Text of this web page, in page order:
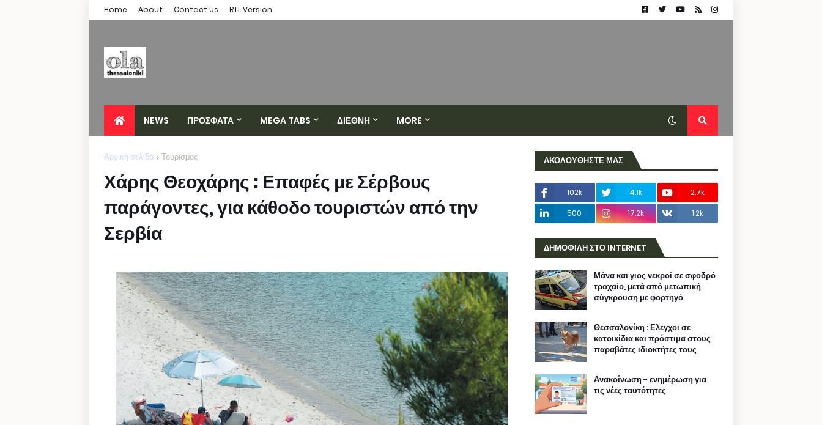
Home About Contact Us RTL Version
NEWS ΠΡΟΣΦΑΤΑ MEGA TABS ΔΙΕΘΝΗ MORE
Αρχική σελίδα Τουρισμος
Χάρης Θεοχάρης : Επαφές με Σέρβους
παράγοντες, για κάθοδο τουριστών από την
Σερβία
ΑΚΟΛΟΥΘΗΣΤΕ ΜΑΣ
102k 4.1k
2.7k
500
17.2k 1.2k
ΔΗΜΟΦΙΛΗ ΣΤΟ INTERNET
Μάνα και γιος νεκροί σε σφοδρό
τροχαίο, μετά από μετωπική
σύγκρουση με φορτηγό
Θεσσαλονίκη : Ελεγχοι σε
κατοικίδια και πρόστιμα στους
παραβάτες ιδιοκτήτες τους
Ανακοίνωση - ενημέρωση για
τις νέες ταυτότητες